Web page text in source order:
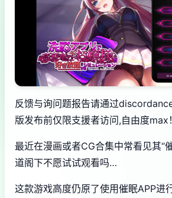
反馈与询问题报告请通过
版发布前仅限支援者访问,自由度max！
最近在漫画或者CG合集中常看见其“
道阁下不愿试试观看吗…
这款游戏高度仍原了使用催眠APP进